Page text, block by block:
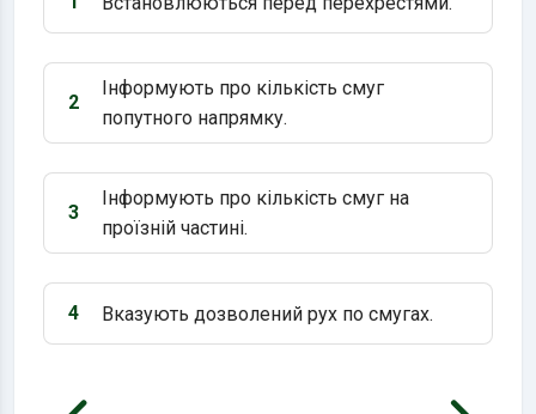
Варіант 1:
Варіант 2:
2
Інформують про кількість смуг
попутного напрямку.
Варіант 3:
3
Інформують про кількість смуг на
проїзній частині.
Варіант 4:
4 Вказують дозволений рух по смугах.